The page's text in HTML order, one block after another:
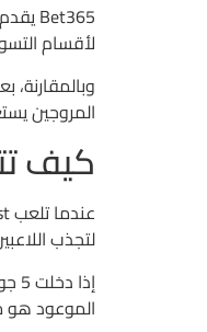
لأقسام
المروجين يستغرق 3 دقائق بدلاً
كيف
لتجذب
الموعود هو